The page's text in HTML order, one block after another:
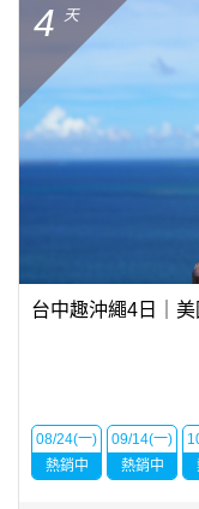
4 天
台中趣沖繩4日｜
08/24(一)
熱銷中
09/14(一)
熱銷中